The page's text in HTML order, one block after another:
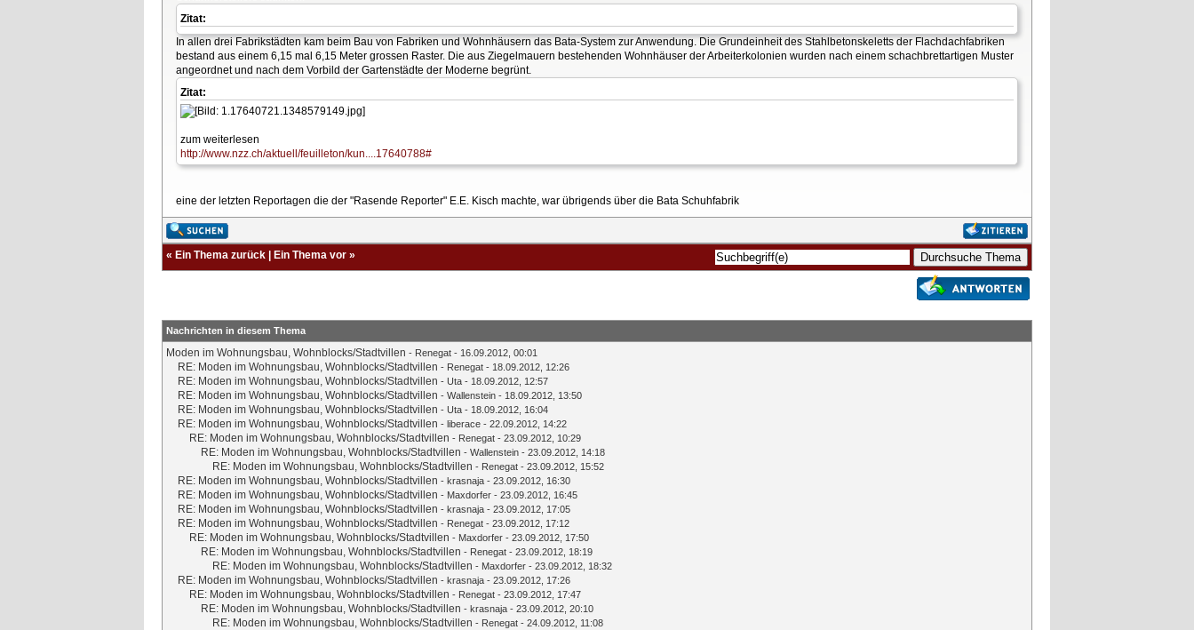
Zitat:
In allen drei Fabrikstädten kam beim Bau von Fabriken und Wohnhäusern das Bata-System zur Anwendung. Die Grundeinheit des Stahlbetonskeletts der Flachdachfabriken
bestand aus einem 6,15 mal 6,15 Meter grossen Raster. Die aus Ziegelmauern bestehenden Wohnhäuser der Arbeiterkolonien wurden nach einem schachbrettartigen Muster
angeordnet und nach dem Vorbild der Gartenstädte der Moderne begrünt.
Zitat:
zum weiterlesen
http://www.nzz.ch/aktuell/feuilleton/kun....17640788#
eine der letzten Reportagen die der "Rasende Reporter" E.E. Kisch machte, war übrigends über die Bata Schuhfabrik
« Ein Thema zurück Ein Thema vor »
Nachrichten in diesem Thema
Moden im Wohnungsbau, Wohnblocks/Stadtvillen - Renegat - 16.09.2012, 00:01
RE: Moden im Wohnungsbau, Wohnblocks/Stadtvillen - Renegat - 18.09.2012, 12:26
RE: Moden im Wohnungsbau, Wohnblocks/Stadtvillen - Uta - 18.09.2012, 12:57
RE: Moden im Wohnungsbau, Wohnblocks/Stadtvillen - Wallenstein - 18.09.2012, 13:50
RE: Moden im Wohnungsbau, Wohnblocks/Stadtvillen - Uta - 18.09.2012, 16:04
RE: Moden im Wohnungsbau, Wohnblocks/Stadtvillen - liberace - 22.09.2012, 14:22
RE: Moden im Wohnungsbau, Wohnblocks/Stadtvillen - Renegat - 23.09.2012, 10:29
RE: Moden im Wohnungsbau, Wohnblocks/Stadtvillen - Wallenstein - 23.09.2012, 14:18
RE: Moden im Wohnungsbau, Wohnblocks/Stadtvillen - Renegat - 23.09.2012, 15:52
RE: Moden im Wohnungsbau, Wohnblocks/Stadtvillen - krasnaja - 23.09.2012, 16:30
RE: Moden im Wohnungsbau, Wohnblocks/Stadtvillen - Maxdorfer - 23.09.2012, 16:45
RE: Moden im Wohnungsbau, Wohnblocks/Stadtvillen - krasnaja - 23.09.2012, 17:05
RE: Moden im Wohnungsbau, Wohnblocks/Stadtvillen - Renegat - 23.09.2012, 17:12
RE: Moden im Wohnungsbau, Wohnblocks/Stadtvillen - Maxdorfer - 23.09.2012, 17:50
RE: Moden im Wohnungsbau, Wohnblocks/Stadtvillen - Renegat - 23.09.2012, 18:19
RE: Moden im Wohnungsbau, Wohnblocks/Stadtvillen - Maxdorfer - 23.09.2012, 18:32
RE: Moden im Wohnungsbau, Wohnblocks/Stadtvillen - krasnaja - 23.09.2012, 17:26
RE: Moden im Wohnungsbau, Wohnblocks/Stadtvillen - Renegat - 23.09.2012, 17:47
RE: Moden im Wohnungsbau, Wohnblocks/Stadtvillen - krasnaja - 23.09.2012, 20:10
RE: Moden im Wohnungsbau, Wohnblocks/Stadtvillen - Renegat - 24.09.2012, 11:08